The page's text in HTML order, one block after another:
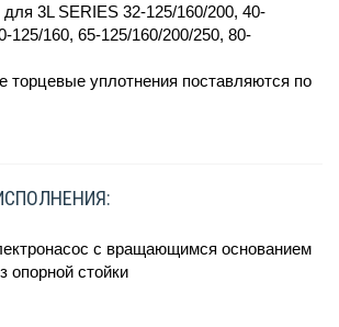
3L SERIES 32-125/160/200, 40-
125/160, 65-125/160/200/250, 80-
торцевые уплотнения поставляются по
с вращающимся основанием
опорной стойки